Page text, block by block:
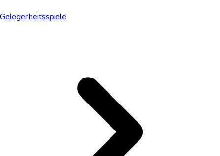
Gelegenheitsspiele